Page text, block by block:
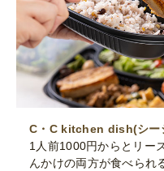
C・C kitchen dish(シー
1人前1000円からとリー
んかけの両方が食べられ